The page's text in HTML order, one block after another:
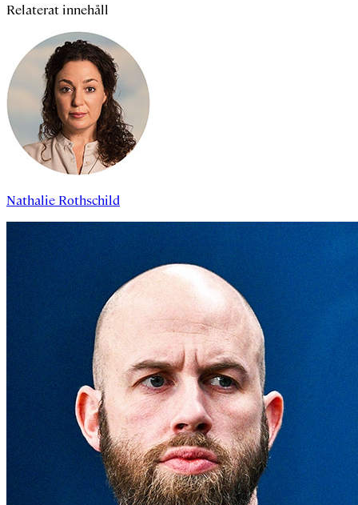
Relaterat innehåll
Nathalie Rothschild